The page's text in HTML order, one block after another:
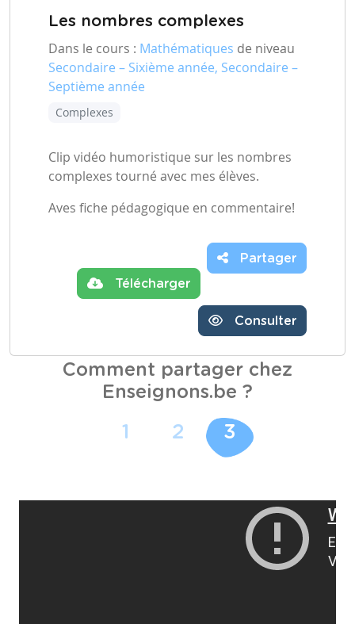
Les nombres complexes
Dans le cours : Mathématiques de niveau
Secondaire – Sixième année, Secondaire –
Septième année
Complexes
Clip vidéo humoristique sur les nombres
complexes tourné avec mes élèves.
Aves fiche pédagogique en commentaire!
Télécharger
Partager
Consulter
Comment partager chez
Enseignons.be ?
1 2 3